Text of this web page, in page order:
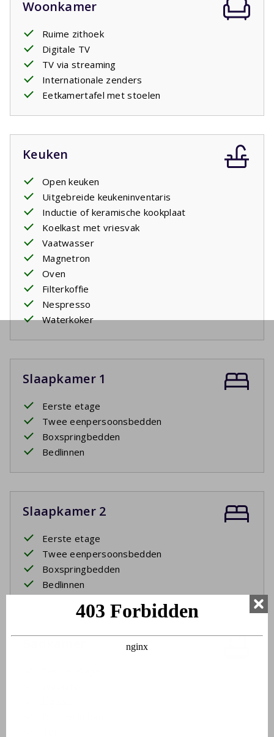
Woonkamer
Ruime zithoek
Digitale TV
TV via streaming
Internationale zenders
Eetkamertafel met stoelen
Keuken
Open keuken
Uitgebreide keukeninventaris
Inductie of keramische kookplaat
Koelkast met vriesvak
Vaatwasser
Magnetron
Oven
Filterkoffie
Nespresso
Waterkoker
Slaapkamer 1
Eerste etage
Twee eenpersoonsbedden
Boxspringbedden
Bedlinnen
Slaapkamer 2
Eerste etage
Twee eenpersoonsbedden
Boxspringbedden
Bedlinnen